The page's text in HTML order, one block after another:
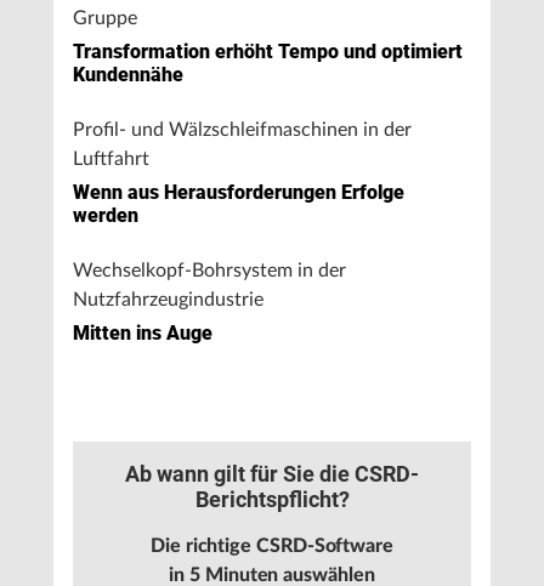
Gruppe
Transformation erhöht Tempo und optimiert
Kundennähe
Profil- und Wälzschleifmaschinen in der
Luftfahrt
Wenn aus Herausforderungen Erfolge
werden
Wechselkopf-Bohrsystem in der
Nutzfahrzeugindustrie
Mitten ins Auge
Ab wann gilt für Sie die CSRD-
Berichtspflicht?
Die richtige CSRD-Software
in 5 Minuten auswählen